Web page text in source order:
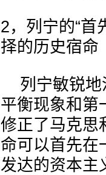
2，列宁的“首
择的历史宿命
列宁敏锐
平衡现象和第
修正了马克思
命可以首先在
发达的资本主